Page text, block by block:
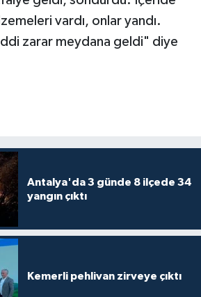
vardı, onlar yandı.
zarar meydana geldi" diye
Antalya'da 3 günde 8 ilçede 34
yangın çıktı
Kemerli pehlivan zirveye çıktı